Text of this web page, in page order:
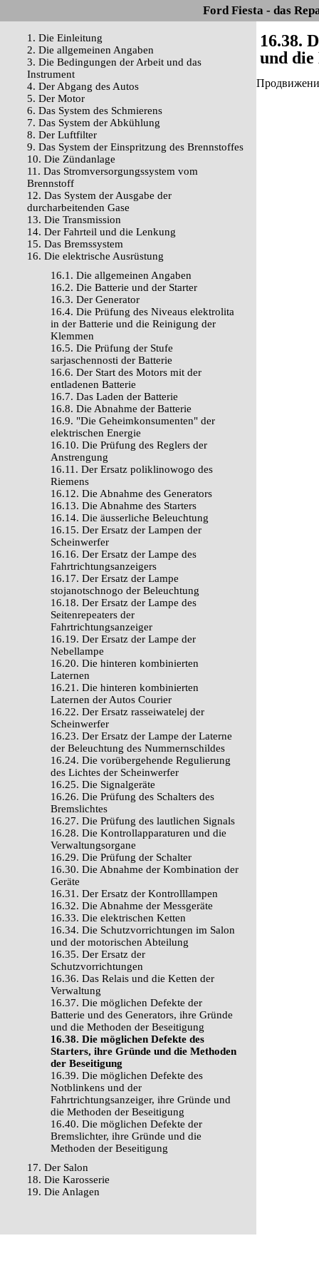
Ford Fiesta - das
1. Die Einleitung
2. Die allgemeinen Angaben
3. Die Bedingungen der Arbeit und das
Instrument
4. Der Abgang des Autos
5. Der Motor
6. Das System des Schmierens
7. Das System der Abkühlung
8. Der Luftfilter
9. Das System der Einspritzung des Brennstoffes
10. Die Zündanlage
11. Das Stromversorgungssystem vom
Brennstoff
12. Das System der Ausgabe der
durcharbeitenden Gase
13. Die Transmission
14. Der Fahrteil und die Lenkung
15. Das Bremssystem
16. Die elektrische Ausrüstung
16.1. Die allgemeinen Angaben
16.2. Die Batterie und der Starter
16.3. Der Generator
16.4. Die Prüfung des Niveaus elektrolita
in der Batterie und die Reinigung der
Klemmen
16.5. Die Prüfung der Stufe
sarjaschennosti der Batterie
16.6. Der Start des Motors mit der
entladenen Batterie
16.7. Das Laden der Batterie
16.8. Die Abnahme der Batterie
16.9. "Die Geheimkonsumenten" der
elektrischen Energie
16.10. Die Prüfung des Reglers der
Anstrengung
16.11. Der Ersatz poliklinowogo des
Riemens
16.12. Die Abnahme des Generators
16.13. Die Abnahme des Starters
16.14. Die äusserliche Beleuchtung
16.15. Der Ersatz der Lampen der
Scheinwerfer
16.16. Der Ersatz der Lampe des
Fahrtrichtungsanzeigers
16.17. Der Ersatz der Lampe
stojanotschnogo der Beleuchtung
16.18. Der Ersatz der Lampe des
Seitenrepeaters der
Fahrtrichtungsanzeiger
16.19. Der Ersatz der Lampe der
Nebellampe
16.20. Die hinteren kombinierten
Laternen
16.21. Die hinteren kombinierten
Laternen der Autos Courier
16.22. Der Ersatz rasseiwatelej der
Scheinwerfer
16.23. Der Ersatz der Lampe der Laterne
der Beleuchtung des Nummernschildes
16.24. Die vorübergehende Regulierung
des Lichtes der Scheinwerfer
16.25. Die Signalgeräte
16.26. Die Prüfung des Schalters des
Bremslichtes
16.27. Die Prüfung des lautlichen Signals
16.28. Die Kontrollapparaturen und die
Verwaltungsorgane
16.29. Die Prüfung der Schalter
16.30. Die Abnahme der Kombination der
Geräte
16.31. Der Ersatz der Kontrolllampen
16.32. Die Abnahme der Messgeräte
16.33. Die elektrischen Ketten
16.34. Die Schutzvorrichtungen im Salon
und der motorischen Abteilung
16.35. Der Ersatz der
Schutzvorrichtungen
16.36. Das Relais und die Ketten der
Verwaltung
16.37. Die möglichen Defekte der
Batterie und des Generators, ihre Gründe
und die Methoden der Beseitigung
16.38. Die möglichen Defekte des
Starters, ihre Gründe und die Methoden
der Beseitigung
16.39. Die möglichen Defekte des
Notblinkens und der
Fahrtrichtungsanzeiger, ihre Gründe und
die Methoden der Beseitigung
16.40. Die möglichen Defekte der
Bremslichter, ihre Gründe und die
Methoden der Beseitigung
17. Der Salon
18. Die Karosserie
19. Die Anlagen
16.38.
und die